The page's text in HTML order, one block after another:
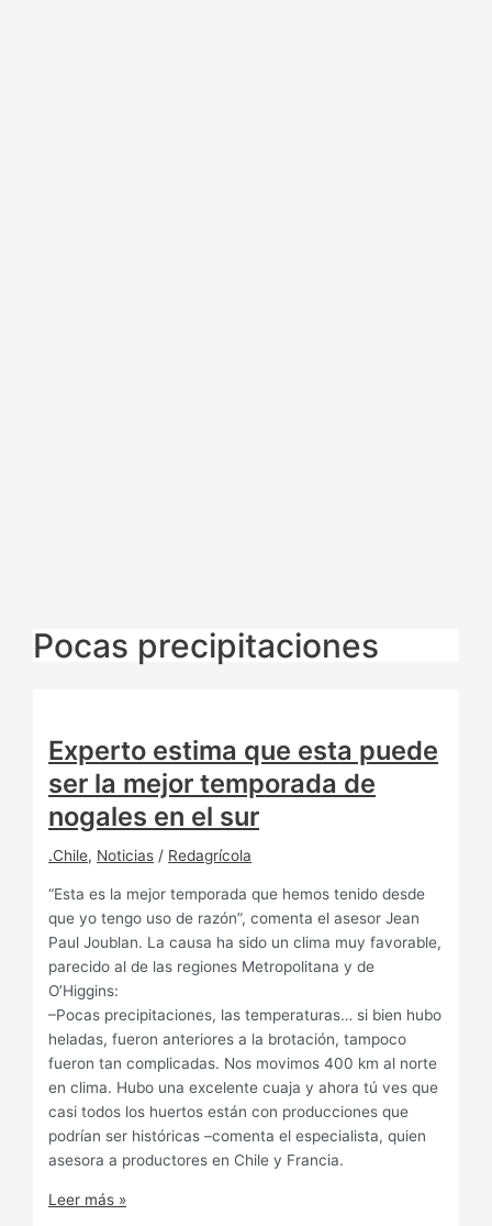
Pocas precipitaciones
Experto estima que esta puede
ser la mejor temporada de
nogales en el sur
.Chile, Noticias / Redagrícola
“Esta es la mejor temporada que hemos tenido desde
que yo tengo uso de razón”, comenta el asesor Jean
Paul Joublan. La causa ha sido un clima muy favorable,
parecido al de las regiones Metropolitana y de
O’Higgins:
–Pocas precipitaciones, las temperaturas… si bien hubo
heladas, fueron anteriores a la brotación, tampoco
fueron tan complicadas. Nos movimos 400 km al norte
en clima. Hubo una excelente cuaja y ahora tú ves que
casi todos los huertos están con producciones que
podrían ser históricas –comenta el especialista, quien
asesora a productores en Chile y Francia.
Leer más »